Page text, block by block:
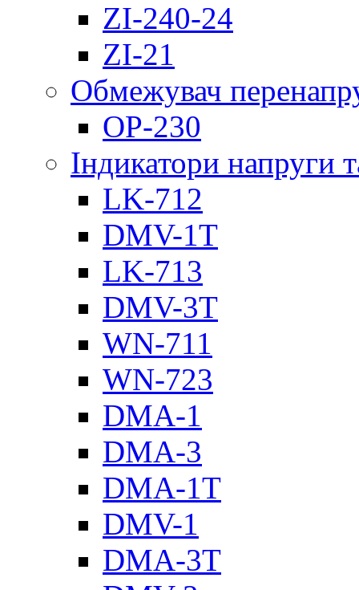
ZI-240-24
ZI-21
Обмежувач
OP-230
Індикатори напруги
LK-712
DMV-1T
LK-713
DMV-3T
WN-711
WN-723
DMA-1
DMA-3
DMA-1T
DMV-1
DMА-3T